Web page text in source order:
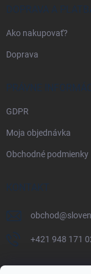
DOPRAVA A
Ako nakupovať?
Doprava
PRÁVNE
GDPR
Moja objednávka
Obchodné podmienky
KONTAKT
obchod@
+421 948 171